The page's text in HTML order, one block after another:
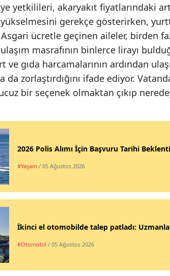
Uşak
Van
Yozgat
Aksaray
Kırıkkale
Şırnak
yetkilileri, akaryakıt fiyatlarındaki
gerekçe gösterirken,
ücretle geçinen aileler, birden
masrafının binlerce lirayı
gıda harcamalarının ardından
da zorlaştırdığını ifade ediyor.
bir seçenek olmaktan çıkıp
2026 Polis Alımı İçin Başvuru Tarihi
#Yaşam / 05 Ağustos 2026
İkinci el otomobilde talep patladı:
#Otomobil / 05 Ağustos 2026